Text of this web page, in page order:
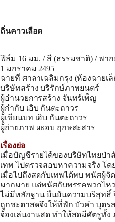
ถิ่นคาวเลือด
ฟิล์ม 16 มม. / สี (ธรรมชาติ) / พาก
1 มกราคม 2495
ฉายที่ ศาลาเฉลิมกรุง (ห้องฉายเล็
บริษัทสร้าง บริรักษ์ภาพยนตร์
ผู้อํานวยการสร้าง จันทร์เพ็ญ
ผู้กํากับ เอิบ กันตะถาวร
ผู้เขียนบท เอิบ กันตะถาวร
ผู้ถ่ายภาพ ผะอบ ฤกษสะสาร
เรื่องย่อ
เมื่อบัญชีรายได้ของบริษัทไทยป่า
เทพ ไปตรวจสอบหาความจริง โ
เมื่อไปถึงสดกับเทพได้พบ พนัศผู้
มากมาย แต่พนัศกับพรรคพวกไห
ไม่มีหลักฐาน ยืนยันความบริสุทธิ์
ถูกชะตาสดจึงให้ที่พัก บัวคํา บุตร
จ้องเล่นงานสด ทําให้สดมีศัตรูทั้